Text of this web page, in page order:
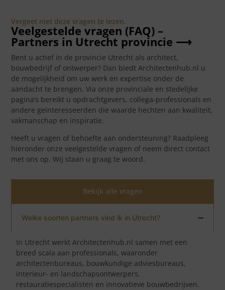
Vergeet niet deze vragen te lezen.
Veelgestelde vragen (FAQ) –
Partners in Utrecht provincie ⟶
Bent u actief in de provincie Utrecht als architect,
bouwbedrijf of ontwerper? Dan biedt Architectenhub.nl u
de mogelijkheid om uw werk en expertise onder de
aandacht te brengen. Via onze provinciale en stedelijke
pagina’s bereikt u opdrachtgevers, collega-professionals en
andere geïnteresseerden die waarde hechten aan kwaliteit,
vakmanschap en inspiratie.
Heeft u vragen of behoefte aan ondersteuning? Raadpleeg
hieronder onze veelgestelde vragen of neem direct contact
met ons op. Wij staan u graag te woord.
Bekijk alle vragen
Welke soorten partners vind ik in Utrecht?
In Utrecht werkt Architectenhub.nl samen met een
breed scala aan professionals, waaronder
architectenbureaus, bouwkundige adviesbureaus,
interieur- en landschapsontwerpers,
restauratiespecialisten en innovatieve bouwbedrijven.